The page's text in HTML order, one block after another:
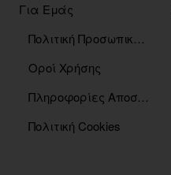
Για Εμάς
Πολιτική Προσωπικών Δεδομένων
Οροί Χρήσης
Πληροφορίες Αποστόλης
Πολιτική Cookies